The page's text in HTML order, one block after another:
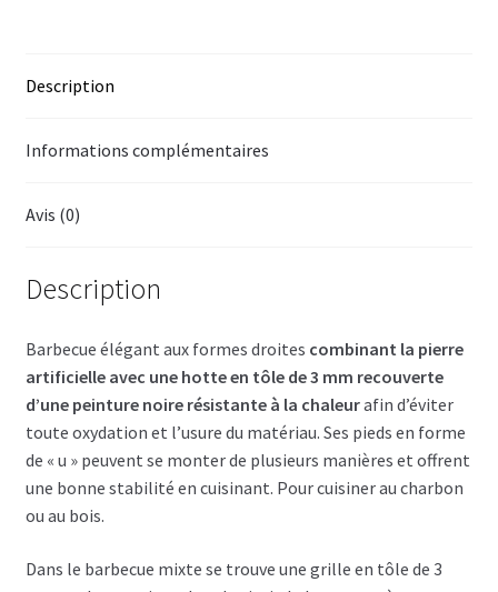
Description
Informations complémentaires
Avis (0)
Description
Barbecue élégant aux formes droites combinant la pierre
artificielle avec une hotte en tôle de 3 mm recouverte
d’une peinture noire résistante à la chaleurafin d’éviter
toute oxydation et l’usure du matériau. Ses pieds en forme
de « u » peuvent se monter de plusieurs manières et offrent
une bonne stabilité en cuisinant. Pour cuisiner au charbon
ou au bois.
Dans le barbecue mixte se trouve une grille en tôle de 3